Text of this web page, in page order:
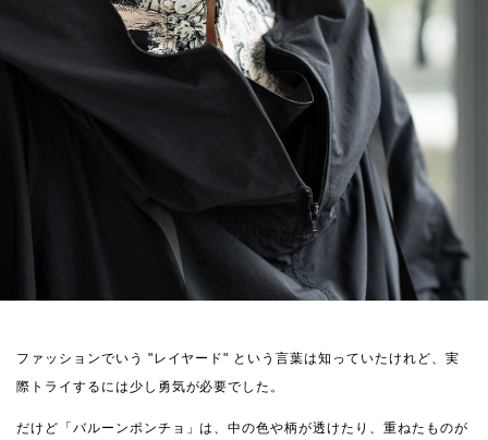
ファッションでいう "レイヤード" という言葉は知っていたけれど、実
際トライするには少し勇気が必要でした。
だけど「バルーンポンチョ」は、中の色や柄が透けたり、重ねたものが